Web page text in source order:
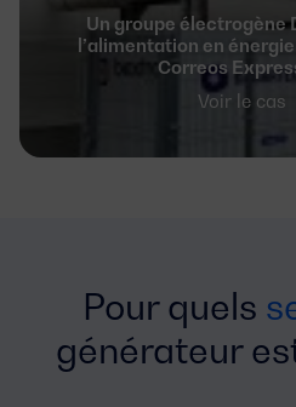
Un groupe
l’alimentation en
Correos
Voir le cas
Pour quels
générateur